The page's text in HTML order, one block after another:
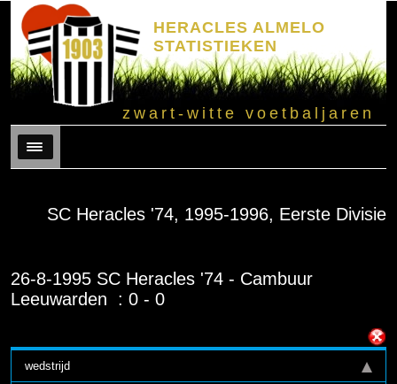
HERACLES ALMELO
STATISTIEKEN
zwart-witte voetbaljaren
Menu
SC Heracles '74, 1995-1996, Eerste Divisie
26-8-1995 SC Heracles '74 - Cambuur
Leeuwarden : 0 - 0
wedstrijd